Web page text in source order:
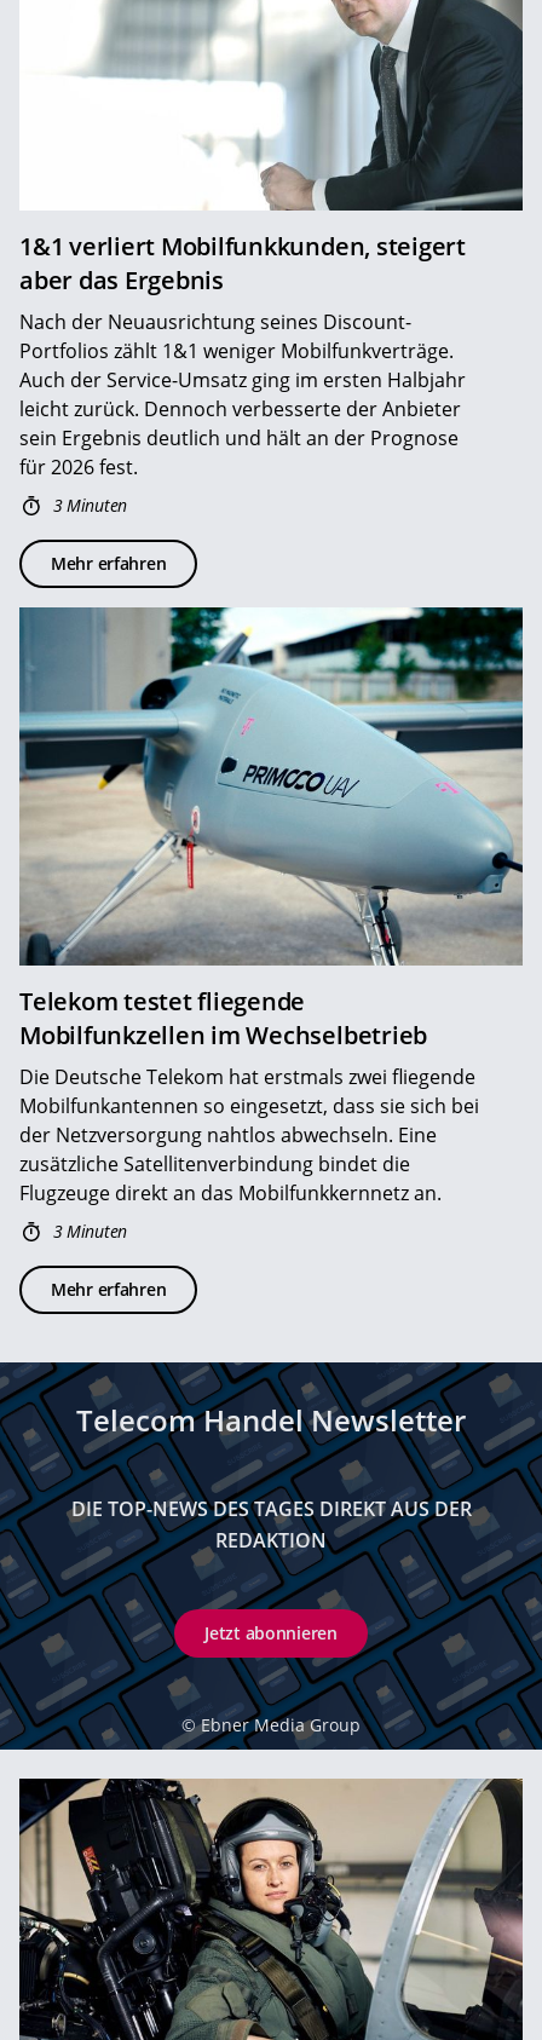
1&1 verliert Mobilfunkkunden, steigert
aber das Ergebnis
Nach der Neuausrichtung seines Discount-
Portfolios zählt 1&1 weniger Mobilfunkverträge.
Auch der Service-Umsatz ging im ersten Halbjahr
leicht zurück. Dennoch verbesserte der Anbieter
sein Ergebnis deutlich und hält an der Prognose
für 2026 fest.
3 Minuten
Mehr erfahren
Telekom testet fliegende
Mobilfunkzellen im Wechselbetrieb
Die Deutsche Telekom hat erstmals zwei fliegende
Mobilfunkantennen so eingesetzt, dass sie sich bei
der Netzversorgung nahtlos abwechseln. Eine
zusätzliche Satellitenverbindung bindet die
Flugzeuge direkt an das Mobilfunkkernnetz an.
3 Minuten
Mehr erfahren
Telecom Handel Newsletter
DIE TOP-NEWS DES TAGES DIREKT AUS DER
REDAKTION
Jetzt abonnieren
© Ebner Media Group